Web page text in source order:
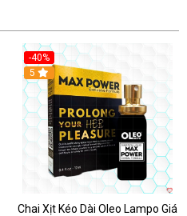
-40%
5
Chai Xịt Kéo Dài Oleo Lampo Giá